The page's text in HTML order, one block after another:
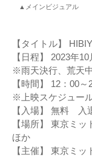
▲メインビジュアル
【タイトル】
【日程】 2023年
※雨天決行、荒天
【時間】 12：00～
※上映スケジュー
【入場】 無料 入
【場所】 東京ミ
ほか
【主催】 東京ミ